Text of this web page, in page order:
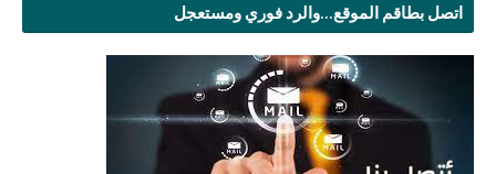
اتصل بطاقم الموقع...والرد فوري ومستعجل